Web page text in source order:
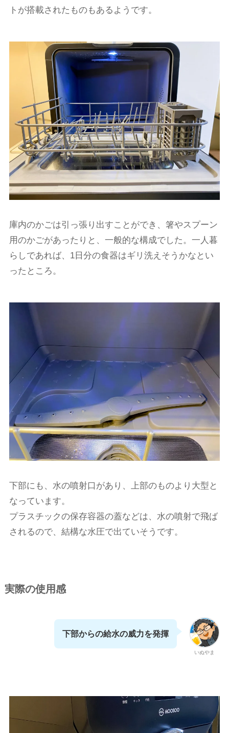
トが搭載されたものもあるようです。
庫内のかごは引っ張り出すことができ、箸やスプーン
用のかごがあったりと、一般的な構成でした。一人暮
らしであれば、1日分の食器はギリ洗えそうかなとい
ったところ。
下部にも、水の噴射口があり、上部のものより大型と
なっています。
プラスチックの保存容器の蓋などは、水の噴射で飛ば
されるので、結構な水圧で出ていそうです。
実際の使用感
いぬやま
下部からの給水の威力を発揮